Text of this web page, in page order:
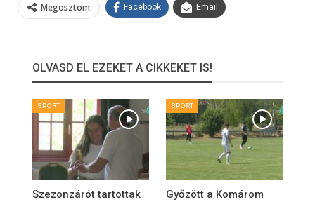
Megosztom: Facebook Email
OLVASD EL EZEKET A CIKKEKET IS!
SPORT
Szezonzárót tartottak
SPORT
Győzött a Komárom